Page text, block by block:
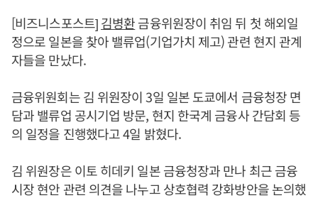
[비즈니스포스트]김병환금융위원장이 취임 뒤 첫 해외일
정으로 일본을 찾아 밸류업(기업가치 제고) 관련 현지 관계
자들을 만났다.
금융위원회는 김 위원장이 3일 일본 도쿄에서 금융청장 면
담과 밸류업 공시기업 방문, 현지 한국계 금융사 간담회 등
의 일정을 진행했다고 4일 밝혔다.
김 위원장은 이토 히데키 일본 금융청장과 만나 최근 금융
시장 현안 관련 의견을 나누고 상호협력 강화방안을 논의했